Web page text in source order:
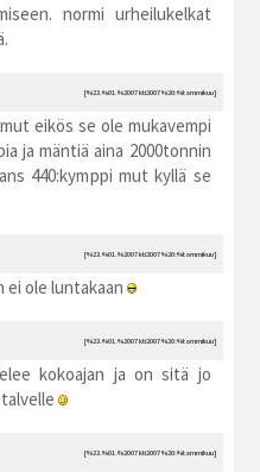
normi urheilukelkat
[%23.%01.%2007 kti2007 %20:%tammikuu]
eikös se ole mukavempi
ja mäntiä aina 2000tonnin
440:kymppi mut kyllä se
[%23.%01.%2007 kti2007 %20:%tammikuu]
ei ole luntakaan
[%23.%01.%2007 kti2007 %20:%tammikuu]
kokoajan ja on sitä jo
[%23.%01.%2007 kti2007 %20:%tammikuu]